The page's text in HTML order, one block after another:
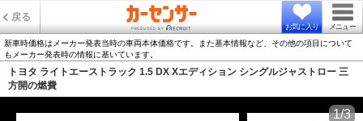
戻る
お気に入り メニュー
新車時価格はメーカー発表当時の車両本体価格です。また基本情報など、その他の項目について
もメーカー発表時の情報に基いています。
トヨタ ライトエーストラック 1.5 DX Xエディション シングルジャストロー 三
方開の燃費
1/3